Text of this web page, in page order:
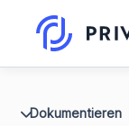
Dokumentieren